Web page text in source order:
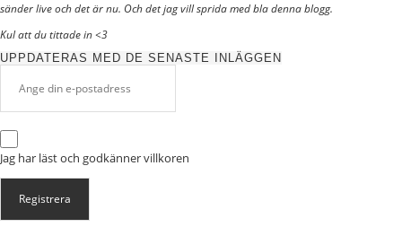
sänder live och det är nu. Och det jag vill sprida med bla denna blogg.
Kul att du tittade in <3
UPPDATERAS MED DE SENASTE INLÄGGEN
Jag har läst och godkännervillkoren